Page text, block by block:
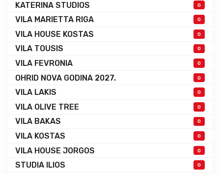
KATERINA STUDIOS 0
VILA MARIETTA RIGA 0
VILA HOUSE KOSTAS 0
VILA TOUSIS 0
VILA FEVRONIA 0
OHRID NOVA GODINA 2027. 0
VILA LAKIS 0
VILA OLIVE TREE 0
VILA BAKAS 0
VILA KOSTAS 0
VILA HOUSE JORGOS 0
STUDIA ILIOS 0